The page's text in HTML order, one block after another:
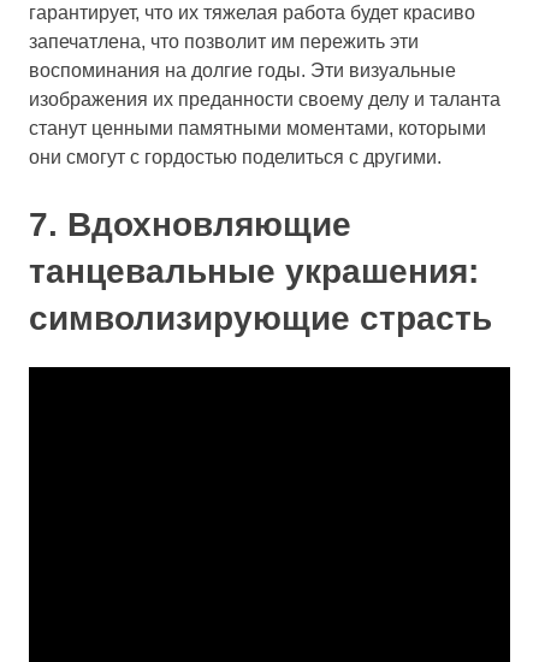
гарантирует, что их тяжелая работа будет красиво
запечатлена, что позволит им пережить эти
воспоминания на долгие годы. Эти визуальные
изображения их преданности своему делу и таланта
станут ценными памятными моментами, которыми
они смогут с гордостью поделиться с другими.
7. Вдохновляющие
танцевальные украшения:
символизирующие страсть